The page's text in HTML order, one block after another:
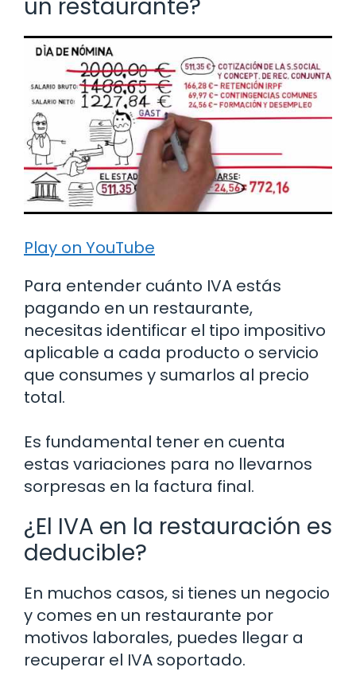
un restaurante?
Play on YouTube
Para entender cuánto IVA estás
pagando en un restaurante,
necesitas identificar el tipo impositivo
aplicable a cada producto o servicio
que consumes y sumarlos al precio
total.
Es fundamental tener en cuenta
estas variaciones para no llevarnos
sorpresas en la factura final.
¿El IVA en la restauración es
deducible?
En muchos casos, si tienes un negocio
y comes en un restaurante por
motivos laborales, puedes llegar a
recuperar el IVA soportado.